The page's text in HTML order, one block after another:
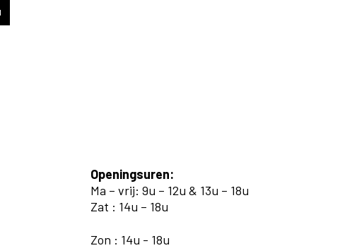
Openingsuren:
Ma – vrij: 9u – 12u & 13u – 18u
Zat : 14u – 18u
Zon : 14u - 18u